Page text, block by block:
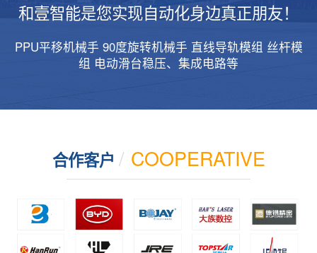
和壹智能是您实现自动化身边真正朋友！
PPU平移机械手 90度旋转机械手 直线导轨模组 丝杆模
组 电动滑台稳压、集成电路等
合作客户 / COOPERATIVE